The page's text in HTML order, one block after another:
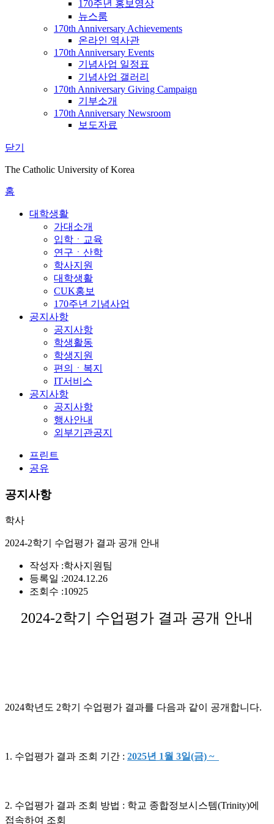
170주년 홍보영상
뉴스룸
170th Anniversary Achievements
온라인 역사관
170th Anniversary Events
기념사업 일정표
기념사업 갤러리
170th Anniversary Giving Campaign
기부소개
170th Anniversary Newsroom
보도자료
닫기
The Catholic University of Korea
홈
대학생활
가대소개
입학ㆍ교육
연구ㆍ산학
학사지원
대학생활
CUK홍보
170주년 기념사업
공지사항
공지사항
학생활동
학생지원
편의ㆍ복지
IT서비스
공지사항
공지사항
행사안내
외부기관공지
프린트
공유
공지사항
학사
2024-2학기 수업평가 결과 공개 안내
작성자 :학사지원팀
등록일 :2024.12.26
조회수 :10925
2024-2학기 수업평가 결과 공개 안내
2024학년도 2학기 수업평가 결과를 다음과 같이 공개합니다.
1. 수업평가 결과 조회 기간 : 2025년 1월 3일(금) ~
2. 수업평가 결과 조회 방법 : 학교 종합정보시스템(Trinity)에
접속하여 조회